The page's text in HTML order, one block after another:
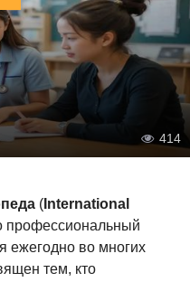
414
( International
профессиональный
ежегодно во многих
тем, кто